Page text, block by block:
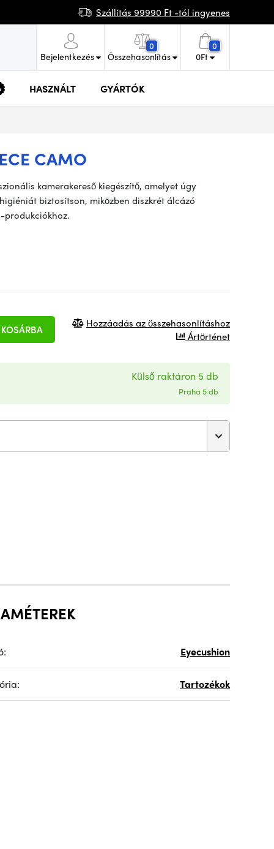
Szállítás 99990 Ft -tól ingyenes
Bejelentkezés
0
Összehasonlítás
0
0Ft
HASZNÁLT GYÁRTÓK
CAMO
kamerakereső kiegészítő, amelyet úgy
biztosítson, miközben diszkrét álcázó
produkciókhoz.
KOSÁRBA
Hozzáadás az összehasonlításhoz
Ártörténet
Külső raktáron 5 db
Praha 5 db
Eyecushion
Tartozékok